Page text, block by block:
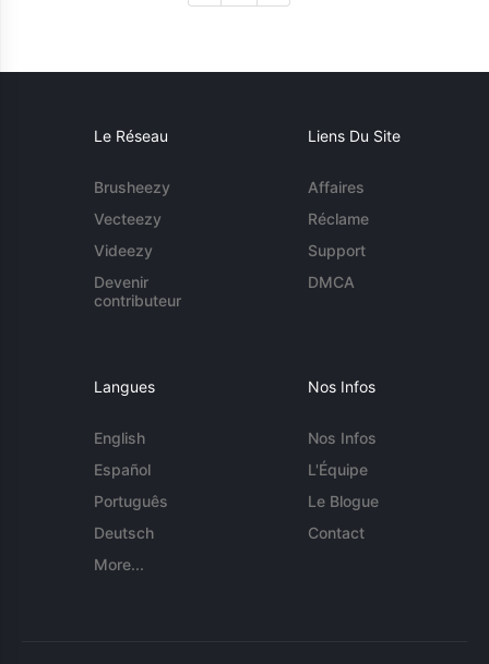
Le Réseau
Brusheezy
Vecteezy
Videezy
Devenir
contributeur
Liens Du Site
Affaires
Réclame
Support
DMCA
Langues
English
Español
Português
Deutsch
More...
Nos Infos
Nos Infos
L'Équipe
Le Blogue
Contact